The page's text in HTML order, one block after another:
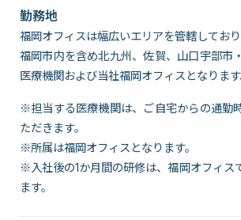
勤務地
福岡オフィスは幅広いエリアを管轄しており
福岡市内を含め北九州、佐賀、山口宇部市
医療機関および当社福岡オフィスとなります
※担当する医療機関は、ご自宅からの通勤
ただきます。
※所属は福岡オフィスとなります。
※入社後の1か月間の研修は、福岡オフィス
ます。